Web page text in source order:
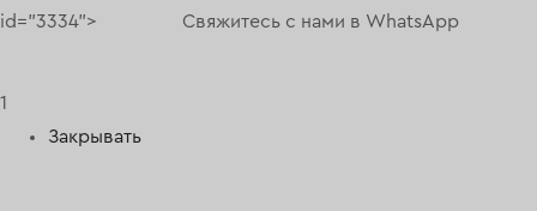
id="3334">
Свяжитесь с нами в WhatsApp
1
Закрывать